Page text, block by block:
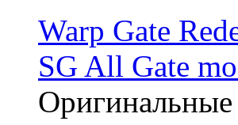
Warp Gate
SG All Gate
Оригинальные